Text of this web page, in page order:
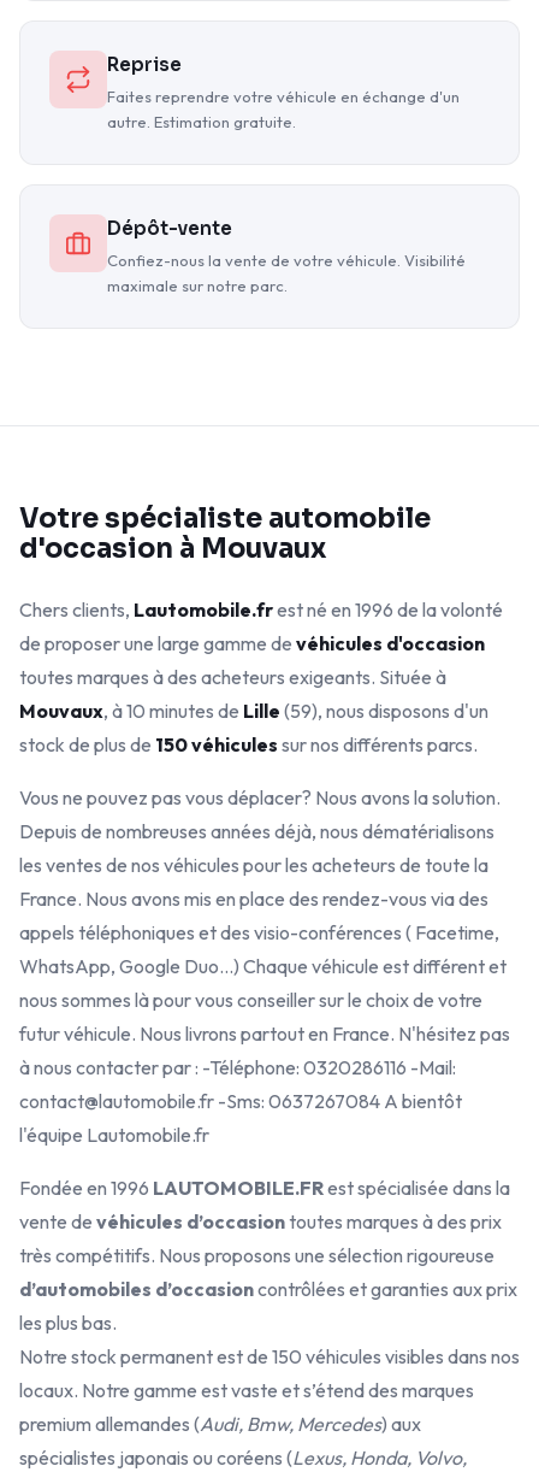
Reprise
Faites reprendre votre véhicule en échange d'un
autre. Estimation gratuite.
Dépôt-vente
Confiez-nous la vente de votre véhicule. Visibilité
maximale sur notre parc.
Votre spécialiste automobile
d'occasion à Mouvaux
Chers clients, Lautomobile.frest né en 1996 de la volonté
de proposer une large gamme de véhicules d'occasion
toutes marques à des acheteurs exigeants. Située à
Mouvaux, à 10 minutes de Lille (59), nous disposons d'un
stock de plus de 150 véhicules sur nos différents parcs.
Vous ne pouvez pas vous déplacer? Nous avons la solution.
Depuis de nombreuses années déjà, nous dématérialisons
les ventes de nos véhicules pour les acheteurs de toute la
France. Nous avons mis en place des rendez-vous via des
appels téléphoniques et des visio-conférences ( Facetime,
WhatsApp, Google Duo...) Chaque véhicule est différent et
nous sommes là pour vous conseiller sur le choix de votre
futur véhicule. Nous livrons partout en France. N'hésitez pas
à nous contacter par : -Téléphone: 0320286116 -Mail:
contact@lautomobile.fr -Sms: 0637267084 A bientôt
l'équipe Lautomobile.fr
Fondée en 1996 LAUTOMOBILE.FRest spécialisée dans la
vente de véhicules d’occasiontoutes marques à des prix
très compétitifs. Nous proposons une sélection rigoureuse
d’automobiles d’occasioncontrôlées et garanties aux prix
les plus bas.
Notre stock permanent est de 150 véhicules visibles dans nos
locaux. Notre gamme est vaste et s’étend des marques
premium allemandes (Audi, Bmw, Mercedes) aux
spécialistes japonais ou coréens (Lexus, Honda, Volvo,